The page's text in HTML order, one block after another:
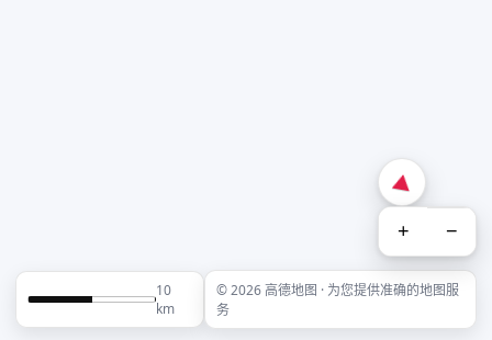
+ −
10
km
© 2026 高德地图 · 为您提供准确的地图服
务